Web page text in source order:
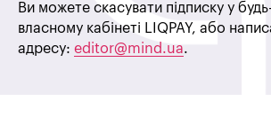
Ви можете скасувати підписку у
власному кабінеті LIQPAY, або
адресу: editor@mind.ua.